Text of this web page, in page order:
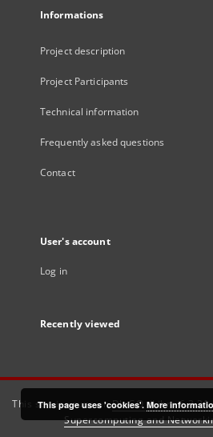
Informations
Project description
Project Participants
Technical information
Frequently asked questions
Contact
User's account
Log in
Recently viewed
This service runs onDInGO dLibra 6.3.21
Supercomputing and
This page uses 'cookies'. More